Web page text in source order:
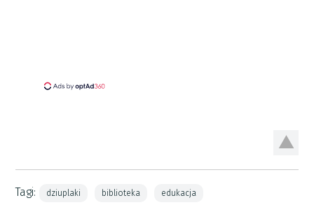
Tagi: dziuplaki biblioteka edukacja